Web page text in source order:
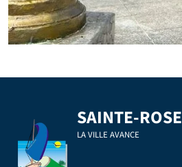
SAINTE-ROSE
LA VILLE AVANCE